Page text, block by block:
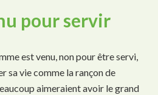
pour servir
est venu, non pour être servi,
sa vie comme la rançon de
aimeraient avoir le grand